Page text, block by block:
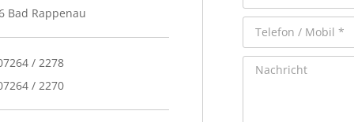
Bad Rappenau
/ 2278
/ 2270